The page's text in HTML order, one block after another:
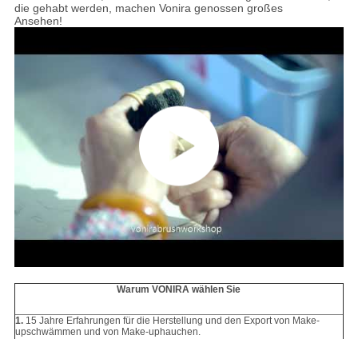
die gehabt werden, machen Vonira genossen großes
Ansehen!
Warum VONIRA wählen Sie
1. 15 Jahre Erfahrungen für die Herstellung und den Export von Make-
upschwämmen und von Make-uphauchen.